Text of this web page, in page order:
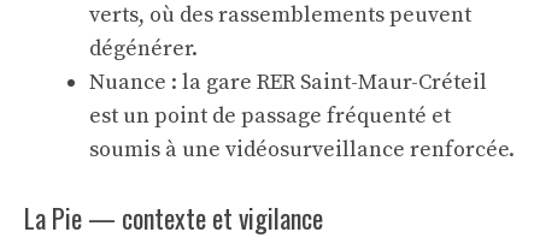
verts, où des rassemblements peuvent
dégénérer.
Nuance : la gare RER Saint-Maur-Créteil
est un point de passage fréquenté et
soumis à une vidéosurveillance renforcée.
La Pie — contexte et vigilance